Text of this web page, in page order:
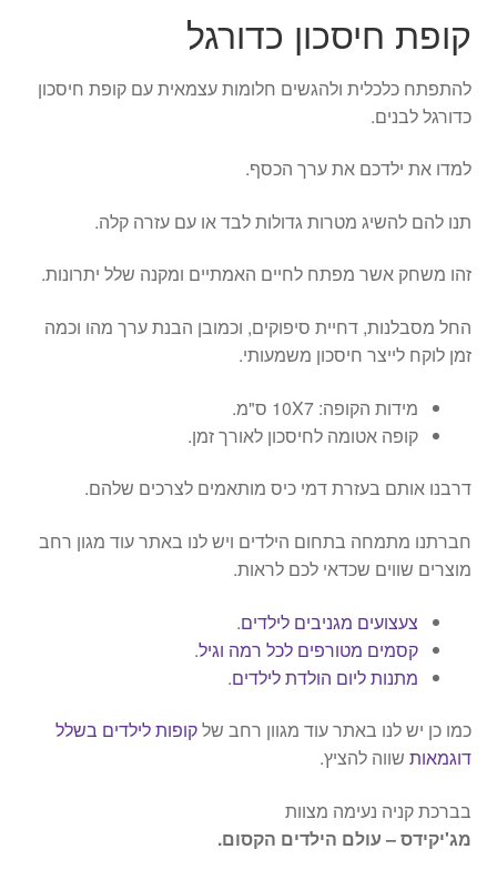
קופת חיסכון כדורגל
להתפתח כלכלית ולהגשים חלומות עצמאית עם קופת חיסכון
כדורגל לבנים.
למדו את ילדכם את ערך הכסף.
תנו להם להשיג מטרות גדולות לבד או עם עזרה קלה.
זהו משחק אשר מפתח לחיים האמתיים ומקנה שלל יתרונות.
החל מסבלנות, דחיית סיפוקים, וכמובן הבנת ערך מהו וכמה
זמן לוקח לייצר חיסכון משמעותי.
מידות הקופה: 10X7 ס"מ.
קופה אטומה לחיסכון לאורך זמן.
דרבנו אותם בעזרת דמי כיס מותאמים לצרכים שלהם.
חברתנו מתמחה בתחום הילדים ויש לנו באתר עוד מגון רחב
מוצרים שווים שכדאי לכם לראות.
צעצועים מגניבים לילדים.
קסמים מטורפים לכל רמה וגיל.
מתנות ליום הולדת לילדים.
כמו כן יש לנו באתר עוד מגוון רחב שלקופות לילדים בשלל
דוגמאותשווה להציץ.
בברכת קניה נעימה מצוות
מג'יקידס – עולם הילדים הקסום.